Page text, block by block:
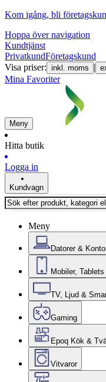
Kom igång, bli
Hoppa över navigation
Kundtjänst
PrivatkundFöretagskund
Visa priser: inkl. moms |
Mina Favoriter
Meny
Hitta butik
Logga in
Kundvagn
Meny
Datorer &
Mobiler,
TV, Ljud &
Gaming
Epoq Kök &
Vitvaror